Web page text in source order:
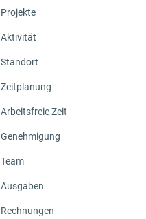
Projekte
Aktivität
Standort
Zeitplanung
Arbeitsfreie Zeit
Genehmigung
Team
Ausgaben
Rechnungen